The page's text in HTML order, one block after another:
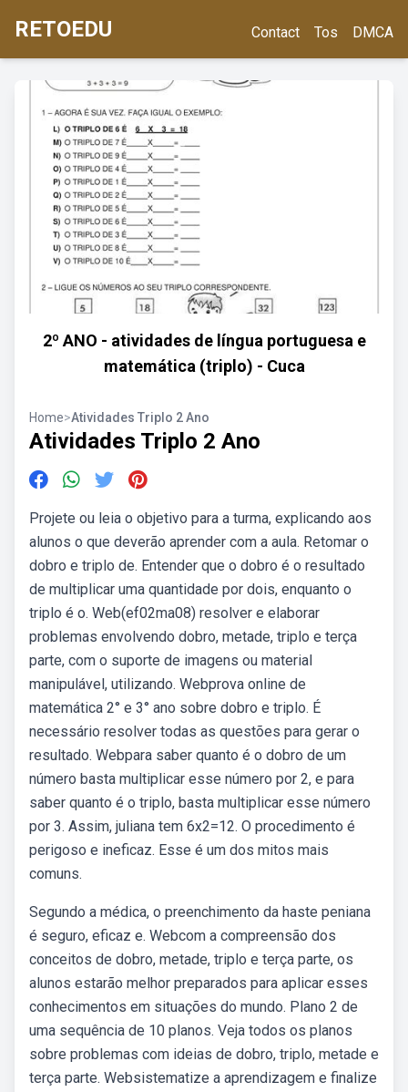
RETOEDU Contact Tos DMCA
2º ANO - atividades de língua portuguesa e
matemática (triplo) - Cuca
Home>Atividades Triplo 2 Ano
Atividades Triplo 2 Ano
Projete ou leia o objetivo para a turma, explicando aos
alunos o que deverão aprender com a aula. Retomar o
dobro e triplo de. Entender que o dobro é o resultado
de multiplicar uma quantidade por dois, enquanto o
triplo é o. Web(ef02ma08) resolver e elaborar
problemas envolvendo dobro, metade, triplo e terça
parte, com o suporte de imagens ou material
manipulável, utilizando. Webprova online de
matemática 2° e 3° ano sobre dobro e triplo. É
necessário resolver todas as questões para gerar o
resultado. Webpara saber quanto é o dobro de um
número basta multiplicar esse número por 2, e para
saber quanto é o triplo, basta multiplicar esse número
por 3. Assim, juliana tem 6x2=12. O procedimento é
perigoso e ineficaz. Esse é um dos mitos mais
comuns.
Segundo a médica, o preenchimento da haste peniana
é seguro, eficaz e. Webcom a compreensão dos
conceitos de dobro, metade, triplo e terça parte, os
alunos estarão melhor preparados para aplicar esses
conhecimentos em situações do mundo. Plano 2 de
uma sequência de 10 planos. Veja todos os planos
sobre problemas com ideias de dobro, triplo, metade e
terça parte. Websistematize a aprendizagem e finalize